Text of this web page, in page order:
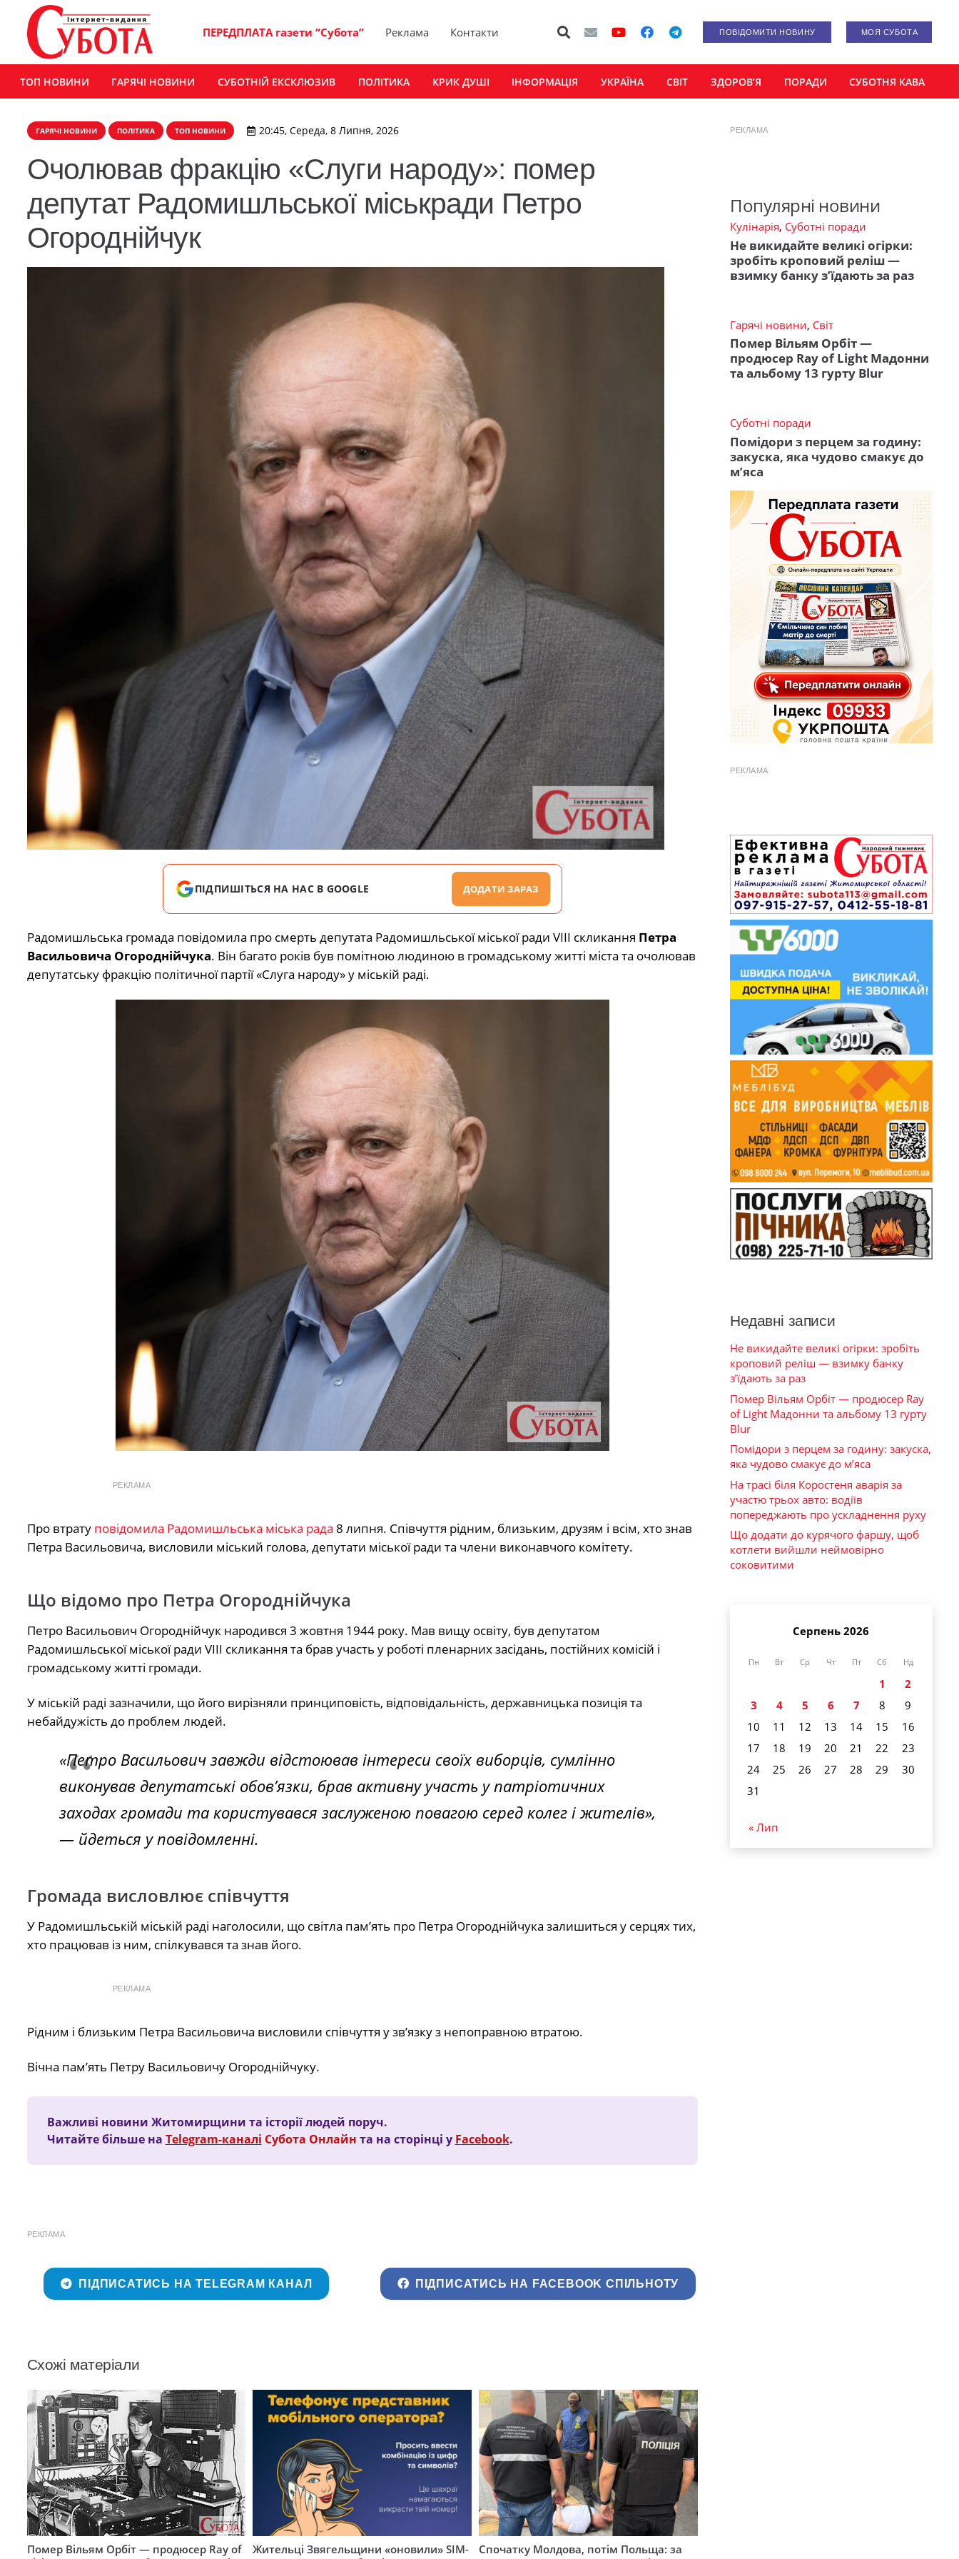
ПЕРЕДПЛАТА газети “Субота” Реклама Контакти ПОВІДОМИТИ НОВИНУ МОЯ СУБОТА
ТОП НОВИНИ ГАРЯЧІ НОВИНИ СУБОТНІЙ ЕКСКЛЮЗИВ ПОЛІТИКА КРИК ДУШІ ІНФОРМАЦІЯ УКРАЇНА СВІТ ЗДОРОВ’Я ПОРАДИ СУБОТНЯ КАВА
ГАРЯЧІ НОВИНИ ПОЛІТИКА ТОП НОВИНИ 20:45, Середа, 8 Липня, 2026
Очолював фракцію «Слуги народу»: помер
депутат Радомишльської міськради Петро
Огороднійчук
ПІДПИШІТЬСЯ НА НАС В GOOGLE ДОДАТИ ЗАРАЗ
Радомишльська громада повідомила про смерть депутата Радомишльської міської ради VIII скликання Петра
Васильовича Огороднійчука. Він багато років був помітною людиною в громадському житті міста та очолював
депутатську фракцію політичної партії «Слуга народу» у міській раді.
РЕКЛАМА
Про втрату повідомила Радомишльська міська рада 8 липня. Співчуття рідним, близьким, друзям і всім, хто знав
Петра Васильовича, висловили міський голова, депутати міської ради та члени виконавчого комітету.
Що відомо про Петра Огороднійчука
Петро Васильович Огороднійчук народився 3 жовтня 1944 року. Мав вищу освіту, був депутатом
Радомишльської міської ради VIII скликання та брав участь у роботі пленарних засідань, постійних комісій і
громадському житті громади.
У міській раді зазначили, що його вирізняли принциповість, відповідальність, державницька позиція та
небайдужість до проблем людей.
«Петро Васильович завжди відстоював інтереси своїх виборців, сумлінно
виконував депутатські обов’язки, брав активну участь у патріотичних
заходах громади та користувався заслуженою повагою серед колег і жителів»,
— йдеться у повідомленні.
Громада висловлює співчуття
У Радомишльській міській раді наголосили, що світла пам’ять про Петра Огороднійчука залишиться у серцях тих,
хто працював із ним, спілкувався та знав його.
РЕКЛАМА
Рідним і близьким Петра Васильовича висловили співчуття у зв’язку з непоправною втратою.
Вічна пам’ять Петру Васильовичу Огороднійчуку.
Важливі новини Житомирщини та історії людей поруч.
Читайте більше на Telegram-каналі Субота Онлайн та на сторінці у Facebook.
РЕКЛАМА
ПІДПИСАТИСЬ НА TELEGRAM КАНАЛ ПІДПИСАТИСЬ НА FACEBOOK СПІЛЬНОТУ
Схожі матеріали
Помер Вільям Орбіт — продюсер Ray of
Жительці Звягельщини «оновили» SIM-
Спочатку Молдова, потім Польща: за
РЕКЛАМА
Популярні новини
Кулінарія, Суботні поради
Не викидайте великі огірки:
зробіть кроповий реліш —
взимку банку з’їдають за раз
Гарячі новини, Світ
Помер Вільям Орбіт —
продюсер Ray of Light Мадонни
та альбому 13 гурту Blur
Суботні поради
Помідори з перцем за годину:
закуска, яка чудово смакує до
м’яса
РЕКЛАМА
Недавні записи
Не викидайте великі огірки: зробіть
кроповий реліш — взимку банку
з’їдають за раз
Помер Вільям Орбіт — продюсер Ray
of Light Мадонни та альбому 13 гурту
Blur
Помідори з перцем за годину: закуска,
яка чудово смакує до м’яса
На трасі біля Коростеня аварія за
участю трьох авто: водіїв
попереджають про ускладнення руху
Що додати до курячого фаршу, щоб
котлети вийшли неймовірно
соковитими
Серпень 2026
Пн Вт Ср Чт Пт Сб Нд
1
2
3
4 5 6 7 8
9
10
11 12 13 14 15
16
17
18 19 20 21 22
23
24
25 26 27 28 29
30
31
« Лип